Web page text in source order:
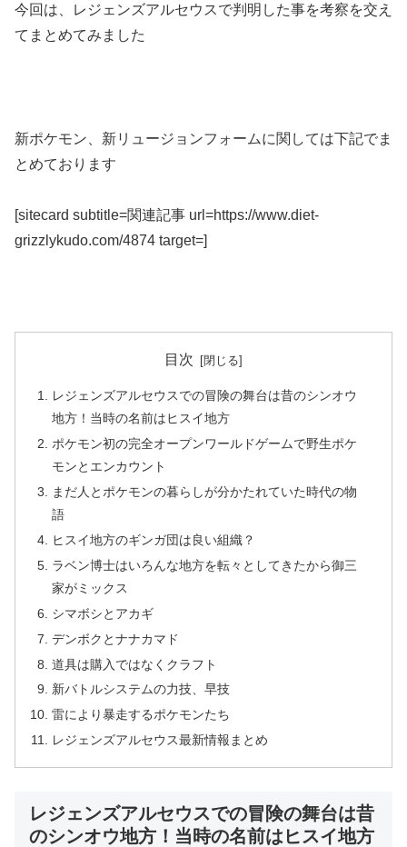
今回は、レジェンズアルセウスで判明した事を考察を交え
てまとめてみました
新ポケモン、新リュージョンフォームに関しては下記でま
とめております
[sitecard subtitle=関連記事 url=https://www.diet-
grizzlykudo.com/4874 target=]
目次
レジェンズアルセウスでの冒険の舞台は昔のシンオウ
地方！当時の名前はヒスイ地方
ポケモン初の完全オープンワールドゲームで野生ポケ
モンとエンカウント
まだ人とポケモンの暮らしが分かたれていた時代の物
語
ヒスイ地方のギンガ団は良い組織？
ラベン博士はいろんな地方を転々としてきたから御三
家がミックス
シマボシとアカギ
デンボクとナナカマド
道具は購入ではなくクラフト
新バトルシステムの力技、早技
雷により暴走するポケモンたち
レジェンズアルセウス最新情報まとめ
レジェンズアルセウスでの冒険の舞台は昔
のシンオウ地方！当時の名前はヒスイ地方